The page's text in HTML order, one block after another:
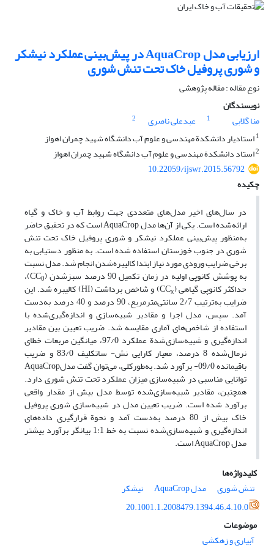
ارزیابی مدل AquaCrop در پیش‌بینی عملکرد نیشکر
و شوری پروفیل خاک تحت تنش شوری
نوع مقاله : مقاله پژوهشی
نویسندگان
منا گلابی
1 عبدعلی ناصری
2
1استادیار دانشکدة مهندسی و علوم آب دانشگاه شهید چمران اهواز
2استاد دانشکدة مهندسی و علوم آب دانشگاه شهید چمران اهواز
10.22059/ijswr.2015.56792
چکیده
در سال‌های اخیر مدل‌های متعددی جهت روابط آب و خاک و گیاه
ارائه‌شده است. یکی از آن‌ها مدل AquaCrop است که در تحقیق حاضر
به‌منظور پیش‌بینی عملکرد نیشکر و شوری پروفیل خاک تحت تنش
شوری در جنوب خوزستان استفاده شده است. به منظور دستیابی به
برخی ضرایب ورودی مورد نیاز ابتدا کالیبره‌شدن انجام شد. مدل نسبت
به پوشش کانوپی اولیه در زمان تکمیل 90 درصد سبزشدن (CC 0 )،
حداکثر کانوپی گیاهی (CCx ) و شاخص برداشت (HI) کالیبره شد. این
ضرایب به‌ترتیب 2/7 سانتی‌مترمربع، 90 درصد و 40 درصد به‌دست
آمد. سپس، مدل اجرا و مقادیر شبیه‌سازی و اندازه‌گیری‌شده با
استفاده از شاخص‌های آماری مقایسه شد. ضریب تعیین بین مقادیر
اندازه‌گیری و شبیه‌سازی‌شدة عملکرد 97/0، میانگین مربعات خطای
نرمال‌شده 8 درصد، معیار کارایی نش- ساتکلیف 83/0 و ضریب
باقیمانده 09/0- برآورد شد. به‌طورکلی، می‌توان گفت مدلAquaCrop
توانایی مناسبی در شبیه‌سازی میزان عملکرد تحت تنش شوری دارد.
همچنین، مقادیر شبیه‌سازی‌شده توسط مدل بیش از مقدار واقعی
برآورد شده است. ضریب تعیین مدل در شبیه‌سازی شوری پروفیل
خاک بیش از 80 درصد به‌دست آمد و نحوة قرارگیری داده‌های
اندازه‌گیری و شبیه‌سازی‌شده نسبت به خط 1:1 بیانگر برآورد بیشتر
مدل AquaCrop است.
کلیدواژه‌ها
تنش شوری
مدل AquaCrop
نیشکر
20.1001.1.2008479.1394.46.4.10.0
موضوعات
آبیاری و زهکشی